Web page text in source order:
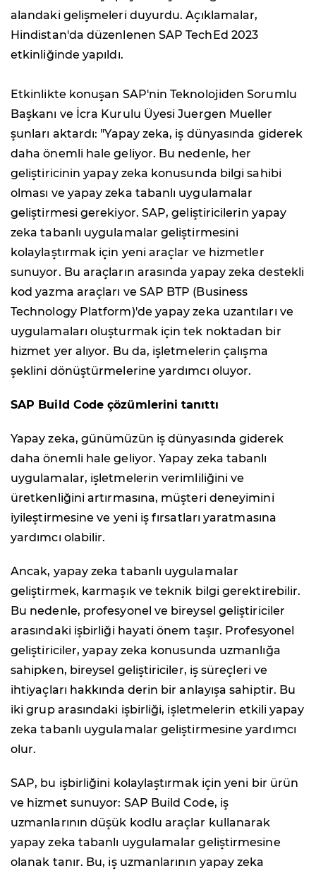
alandaki gelişmeleri duyurdu. Açıklamalar,
Hindistan'da düzenlenen SAP TechEd 2023
etkinliğinde yapıldı.
Etkinlikte konuşan SAP'nin Teknolojiden Sorumlu
Başkanı ve İcra Kurulu Üyesi Juergen Mueller
şunları aktardı: "Yapay zeka, iş dünyasında giderek
daha önemli hale geliyor. Bu nedenle, her
geliştiricinin yapay zeka konusunda bilgi sahibi
olması ve yapay zeka tabanlı uygulamalar
geliştirmesi gerekiyor. SAP, geliştiricilerin yapay
zeka tabanlı uygulamalar geliştirmesini
kolaylaştırmak için yeni araçlar ve hizmetler
sunuyor. Bu araçların arasında yapay zeka destekli
kod yazma araçları ve SAP BTP (Business
Technology Platform)'de yapay zeka uzantıları ve
uygulamaları oluşturmak için tek noktadan bir
hizmet yer alıyor. Bu da, işletmelerin çalışma
şeklini dönüştürmelerine yardımcı oluyor.
SAP Build Codeçözümlerini tanıttı
Yapay zeka, günümüzün iş dünyasında giderek
daha önemli hale geliyor. Yapay zeka tabanlı
uygulamalar, işletmelerin verimliliğini ve
üretkenliğini artırmasına, müşteri deneyimini
iyileştirmesine ve yeni iş fırsatları yaratmasına
yardımcı olabilir.
Ancak, yapay zeka tabanlı uygulamalar
geliştirmek, karmaşık ve teknik bilgi gerektirebilir.
Bu nedenle, profesyonel ve bireysel geliştiriciler
arasındaki işbirliği hayati önem taşır. Profesyonel
geliştiriciler, yapay zeka konusunda uzmanlığa
sahipken, bireysel geliştiriciler, iş süreçleri ve
ihtiyaçları hakkında derin bir anlayışa sahiptir. Bu
iki grup arasındaki işbirliği, işletmelerin etkili yapay
zeka tabanlı uygulamalar geliştirmesine yardımcı
olur.
SAP, bu işbirliğini kolaylaştırmak için yeni bir ürün
ve hizmet sunuyor: SAP Build Code, iş
uzmanlarının düşük kodlu araçlar kullanarak
yapay zeka tabanlı uygulamalar geliştirmesine
olanak tanır. Bu, iş uzmanlarının yapay zeka